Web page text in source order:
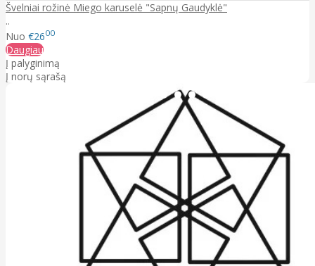
Švelniai rožinė Miego karuselė "Sapnų Gaudyklė"
..
Nuo €2600
Daugiau
Į palyginimą
Į norų sąrašą